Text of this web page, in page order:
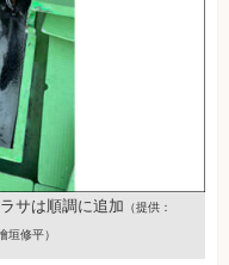
サは順調に追加 （提供：
垣修平）